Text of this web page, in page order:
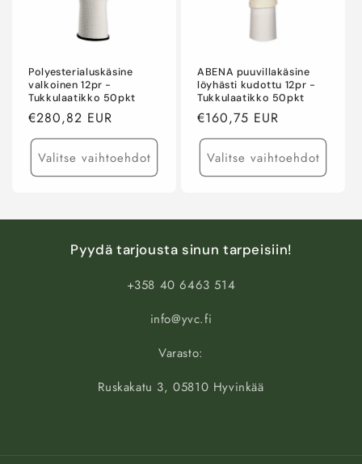
Polyesterialuskäsine
valkoinen 12pr -
Tukkulaatikko 50pkt
Normaalihinta
€280,82 EUR
Valitse vaihtoehdot
ABENA puuvillakäsine
löyhästi kudottu 12pr -
Tukkulaatikko 50pkt
Normaalihinta
€160,75 EUR
Valitse vaihtoehdot
Pyydä tarjousta sinun tarpeisiin!
+358 40 6463 514
info@yvc.fi
Varasto:
Ruskakatu 3, 05810 Hyvinkää